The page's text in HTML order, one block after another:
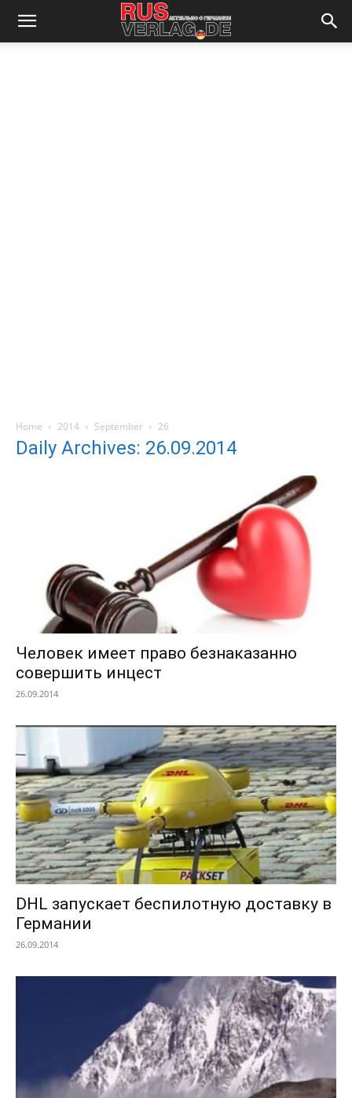
Home 2014 September 26
Daily Archives: 26.09.2014
Человек имеет право безнаказанно
совершить инцест
26.09.2014
DHL запускает беспилотную доставку в
Германии
26.09.2014